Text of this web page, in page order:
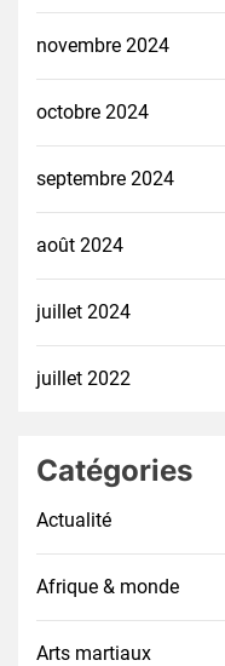
novembre 2024
octobre 2024
septembre 2024
août 2024
juillet 2024
juillet 2022
Catégories
Actualité
Afrique & monde
Arts martiaux